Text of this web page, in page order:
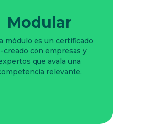
Modular
módulo es un certificado
creado con empresas y
que avala una
relevante.